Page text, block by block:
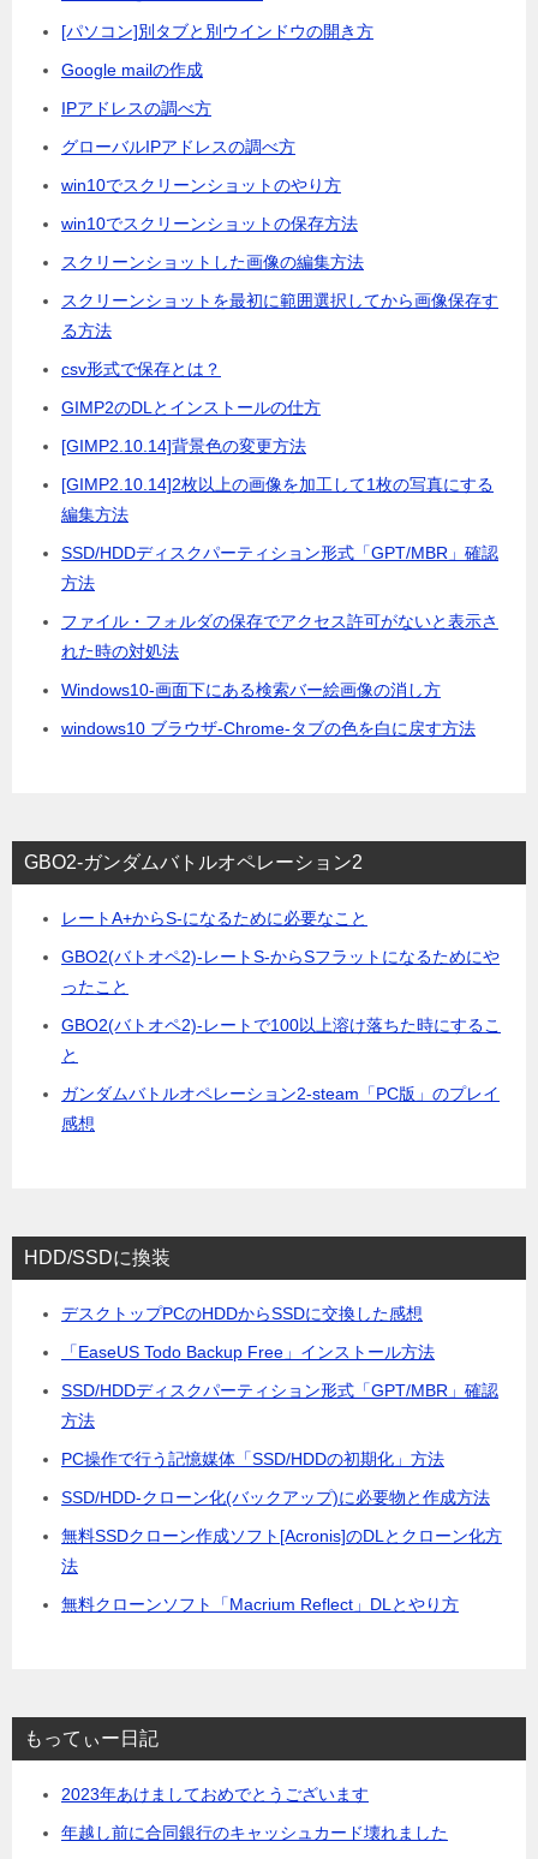
[パソコン]別タブと別ウインドウの開き方
Google mailの作成
IPアドレスの調べ方
グローバルIPアドレスの調べ方
win10でスクリーンショットのやり方
win10でスクリーンショットの保存方法
スクリーンショットした画像の編集方法
スクリーンショットを最初に範囲選択してから画像保存す
る方法
csv形式で保存とは？
GIMP2のDLとインストールの仕方
[GIMP2.10.14]背景色の変更方法
[GIMP2.10.14]2枚以上の画像を加工して1枚の写真にする
編集方法
SSD/HDDディスクパーティション形式「GPT/MBR」確認
方法
ファイル・フォルダの保存でアクセス許可がないと表示さ
れた時の対処法
Windows10-画面下にある検索バー絵画像の消し方
windows10 ブラウザ-Chrome-タブの色を白に戻す方法
GBO2-ガンダムバトルオペレーション2
レートA+からS-になるために必要なこと
GBO2(バトオペ2)-レートS-からSフラットになるためにや
ったこと
GBO2(バトオペ2)-レートで100以上溶け落ちた時にするこ
と
ガンダムバトルオペレーション2-steam「PC版」のプレイ
感想
HDD/SSDに換装
デスクトップPCのHDDからSSDに交換した感想
「EaseUS Todo Backup Free」インストール方法
SSD/HDDディスクパーティション形式「GPT/MBR」確認
方法
PC操作で行う記憶媒体「SSD/HDDの初期化」方法
SSD/HDD-クローン化(バックアップ)に必要物と作成方法
無料SSDクローン作成ソフト[Acronis]のDLとクローン化方
法
無料クローンソフト「Macrium Reflect」DLとやり方
もってぃー日記
2023年あけましておめでとうございます
年越し前に合同銀行のキャッシュカード壊れました